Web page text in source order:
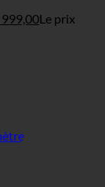
999,00Le prix